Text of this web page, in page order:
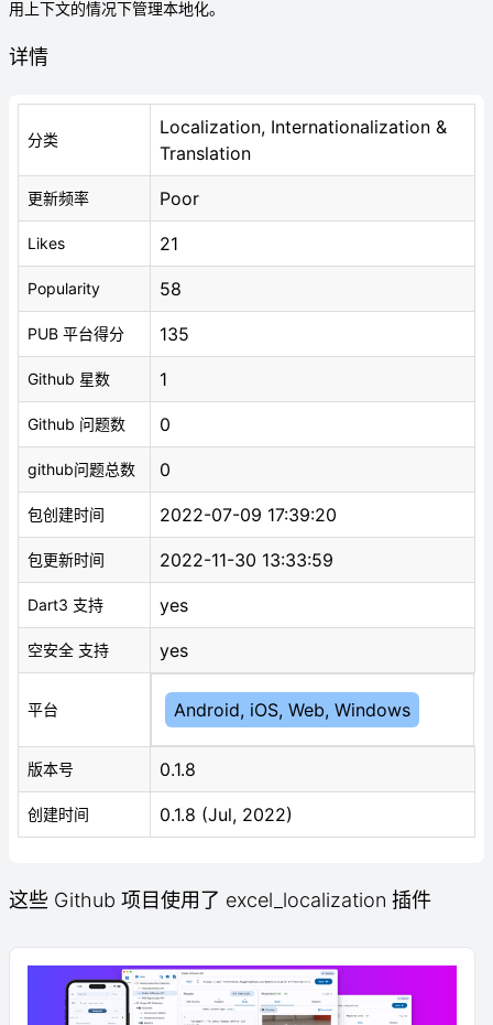
用上下文的情况下管理本地化。
详情
分类
Localization, Internationalization &
Translation
更新频率 Poor
Likes 21
Popularity 58
PUB 平台得分 135
Github 星数 1
Github 问题数 0
github问题总数 0
包创建时间 2022-07-09 17:39:20
包更新时间 2022-11-30 13:33:59
Dart3 支持 yes
空安全 支持 yes
平台 Android, iOS, Web, Windows
版本号 0.1.8
创建时间 0.1.8 (Jul, 2022)
这些 Github 项目使用了 excel_localization 插件